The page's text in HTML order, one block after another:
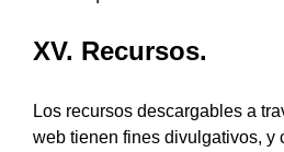
XV. Recursos.
Los recursos descargables a
web tienen fines divulgativos, y